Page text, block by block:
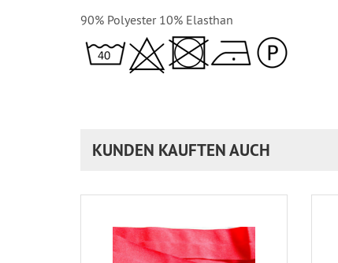
90% Polyester 10% Elasthan
KUNDEN KAUFTEN AUCH